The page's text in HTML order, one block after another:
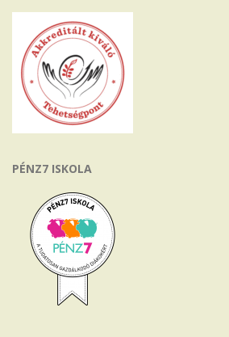
PÉNZ7 ISKOLA